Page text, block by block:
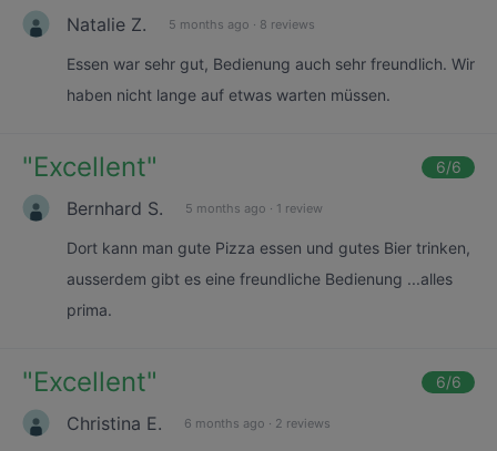
Natalie Z. 5 months ago · 8 reviews
Essen war sehr gut, Bedienung auch sehr freundlich. Wir
haben nicht lange auf etwas warten müssen.
"Excellent" 6/6
Bernhard S. 5 months ago · 1 review
Dort kann man gute Pizza essen und gutes Bier trinken,
ausserdem gibt es eine freundliche Bedienung ...alles
prima.
"Excellent" 6/6
Christina E. 6 months ago · 2 reviews